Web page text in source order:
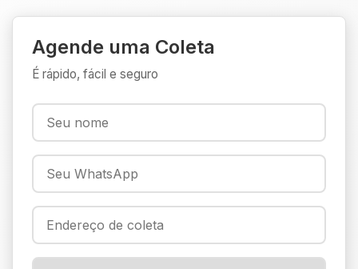
Agende uma Coleta
É rápido, fácil e seguro